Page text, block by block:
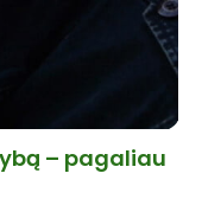
– pagaliau